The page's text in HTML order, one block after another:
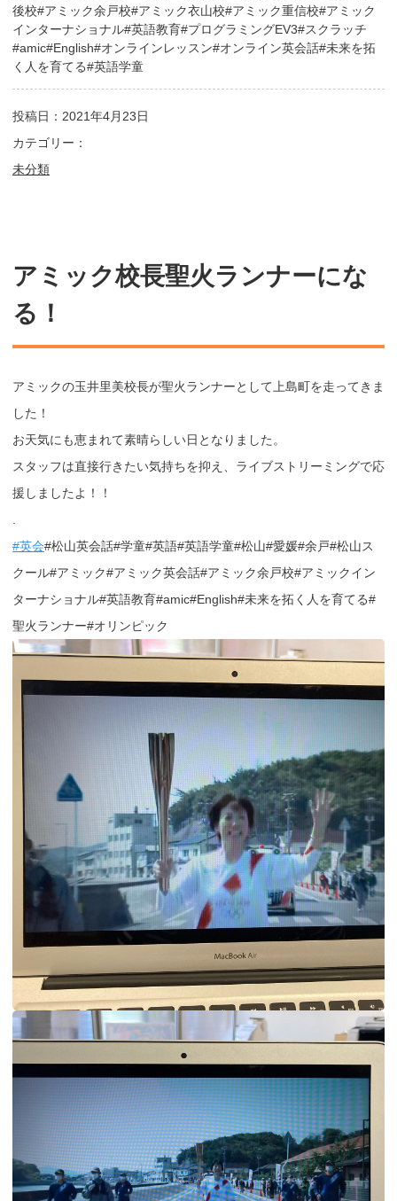
後校#アミック余戸校#アミック衣山校#アミック重信校#アミック
インターナショナル#英語教育#プログラミングEV3#スクラッチ
#amic#English#オンラインレッスン#オンライン英会話#未来を拓
く人を育てる#英語学童
投稿日：2021年4月23日
カテゴリー：
未分類
アミック校長聖火ランナーにな
る！
アミックの玉井里美校長が聖火ランナーとして上島町を走ってきま
した！
お天気にも恵まれて素晴らしい日となりました。
スタッフは直接行きたい気持ちを抑え、ライブストリーミングで応
援しましたよ！！
#英会#松山英会話#学童#英語#英語学童#松山#愛媛#余戸#松山ス
クール#アミック#アミック英会話#アミック余戸校#アミックイン
ターナショナル#英語教育#amic#English#未来を拓く人を育てる#
聖火ランナー#オリンピック